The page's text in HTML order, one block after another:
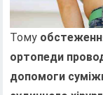
Тому
ортопеди
допомоги